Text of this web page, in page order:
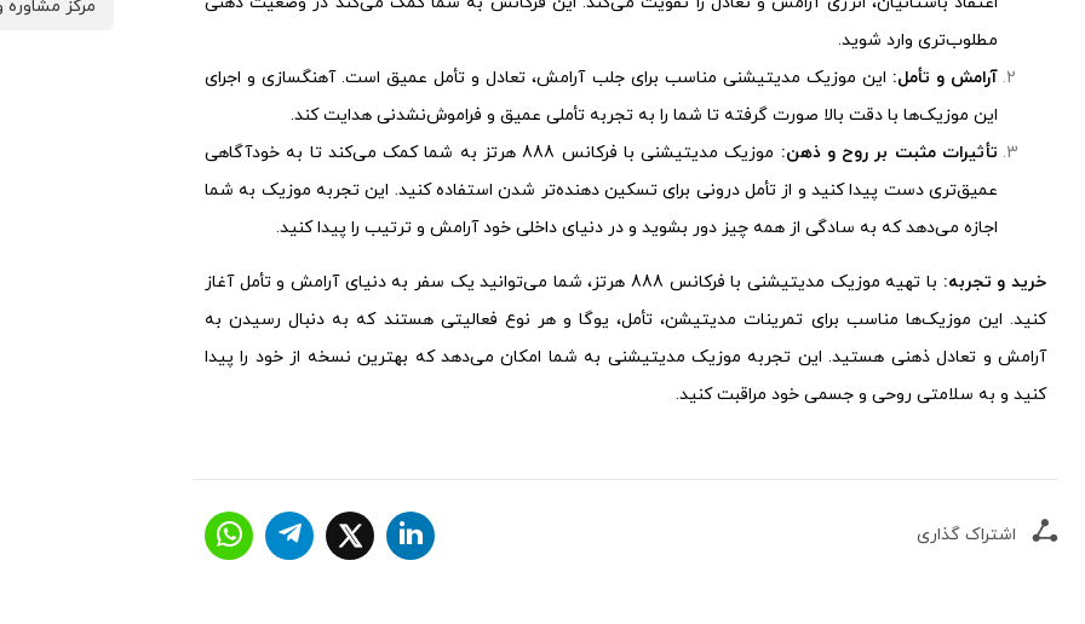
مطلوب‌تری وارد شوید.
آرامش و تأمل: این موزیک مدیتیشنی مناسب برای جلب آرامش، تعادل و تأمل عمیق است. آهنگسازی و اجرای
این موزیک‌ها با دقت بالا صورت گرفته تا شما را به تجربه تأملی عمیق و فراموش‌نشدنی هدایت کند.
تأثیرات مثبت بر روح و ذهن:
موزیک مدیتیشنی با فرکانس 888 هرتز به شما کمک می‌کند تا به خودآگاهی
عمیق‌تری دست پیدا کنید و از تأمل درونی برای تسکین دهنده‌تر شدن استفاده کنید. این تجربه موزیک به شما
اجازه می‌دهد که به سادگی از همه چیز دور بشوید و در دنیای داخلی خود آرامش و ترتیب را پیدا کنید.
خرید و تجربه:
با تهیه موزیک مدیتیشنی با فرکانس 888 هرتز، شما می‌توانید یک سفر به دنیای آرامش و تأمل آغاز
کنید. این موزیک‌ها مناسب برای تمرینات مدیتیشن، تأمل، یوگا و هر نوع فعالیتی هستند که به دنبال رسیدن به
آرامش و تعادل ذهنی هستید. این تجربه موزیک مدیتیشنی به شما امکان می‌دهد که بهترین نسخه از خود را پیدا
کنید و به سلامتی روحی و جسمی خود مراقبت کنید.
اشتراک گذاری